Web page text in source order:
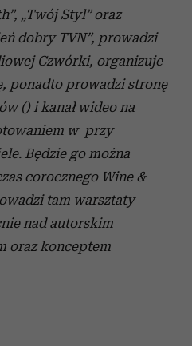
„Twój Styl” oraz
dobry TVN”, prowadzi
Czwórki, organizuje
ponadto prowadzi stronę
() i kanał wideo na
w przy
Będzie go można
corocznego Wine &
tam warsztaty
nad autorskim
oraz konceptem